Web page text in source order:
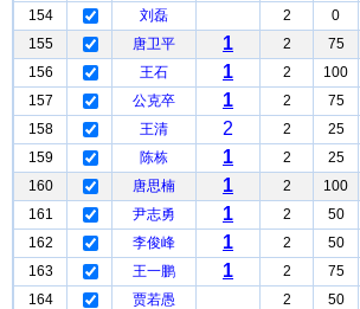
154
刘磊 2 0
155
唐卫平 1 2 75
156
王石 1 2 100
157
公克卒 1 2 75
158
王清 2 2 25
159
陈栋 1 2 25
160
唐思楠 1 2 100
161
尹志勇 1 2 50
162
李俊峰 1 2 50
163
王一鹏 1 2 75
164
贾若愚 2 50